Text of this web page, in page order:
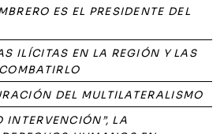
ES EL PRESIDENTE DEL
ILÍCITAS EN LA REGIÓN Y LAS
DEL MULTILATERALISMO
INTERVENCIÓN”, LA